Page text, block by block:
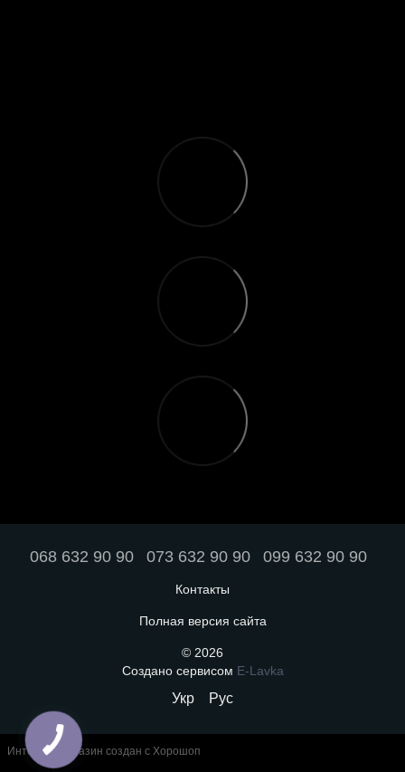
068 632 90 90 073 632 90 90 099 632 90 90
Контакты
Полная версия сайта
© 2026
Создано сервисом E-Lavka
Укр Рус
Интернет-магазин создан с Хорошоп